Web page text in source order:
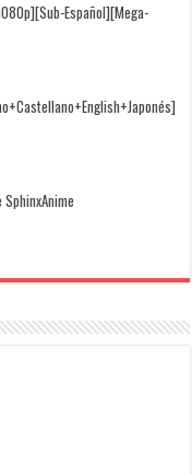
Español][Mega-